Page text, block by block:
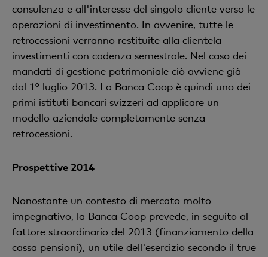
consulenza e all'interesse del singolo cliente verso le
operazioni di investimento. In avvenire, tutte le
retrocessioni verranno restituite alla clientela
investimenti con cadenza semestrale. Nel caso dei
mandati di gestione patrimoniale ciò avviene già
dal 1° luglio 2013. La Banca Coop è quindi uno dei
primi istituti bancari svizzeri ad applicare un
modello aziendale completamente senza
retrocessioni.
Prospettive 2014
Nonostante un contesto di mercato molto
impegnativo, la Banca Coop prevede, in seguito al
fattore straordinario del 2013 (finanziamento della
cassa pensioni), un utile dell'esercizio secondo il true